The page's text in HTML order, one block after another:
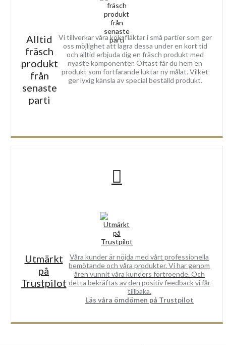
Alltid
fräsch
produkt
från
senaste
parti
Vi tillverkar våra köksfläktar i små partier som ger
oss möjlighet att lagra dessa under en kort tid
och alltid erbjuda dig en fräsch produkt med
nyaste komponenter. Oftast får du hem en
produkt som fortfarande luktar ny målat. Vilket
ger lyxig känsla av special beställd produkt.
Utmärkt
på
Trustpilot
Våra kunder är nöjda med vårt professionella
bemötande och våra produkter. Vi har genom
åren vunnit våra kunders förtroende. Och
detta bekräftas av den positiv feedback vi får
tillbaka.
Läs våra ömdömen på Trustpilot